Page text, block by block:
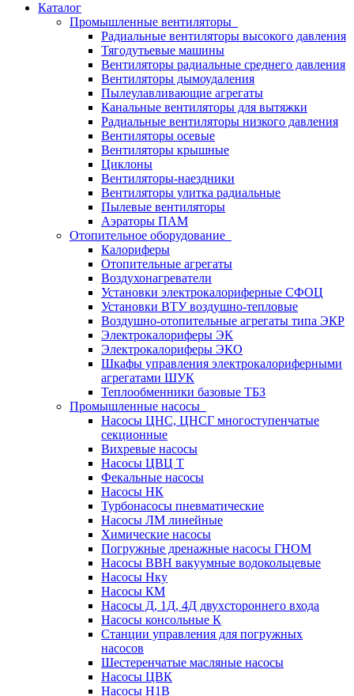
Каталог
Промышленные вентиляторы
Радиальные вентиляторы высокого давления
Тягодутьевые машины
Вентиляторы радиальные среднего давления
Вентиляторы дымоудаления
Пылеулавливающие агрегаты
Канальные вентиляторы для вытяжки
Радиальные вентиляторы низкого давления
Вентиляторы осевые
Вентиляторы крышные
Циклоны
Вентиляторы-наездники
Вентиляторы улитка радиальные
Пылевые вентиляторы
Аэраторы ПАМ
Отопительное оборудование
Калориферы
Отопительные агрегаты
Воздухонагреватели
Установки электрокалориферные СФОЦ
Установки ВТУ воздушно-тепловые
Воздушно-отопительные агрегаты типа ЭКР
Электрокалориферы ЭК
Электрокалориферы ЭКО
Шкафы управления электрокалориферными
агрегатами ШУК
Теплообменники базовые ТБЗ
Промышленные насосы
Насосы ЦНС, ЦНСГ многоступенчатые
секционные
Вихревые насосы
Насосы ЦВЦ Т
Фекальные насосы
Насосы НК
Турбонасосы пневматические
Насосы ЛМ линейные
Химические насосы
Погружные дренажные насосы ГНОМ
Насосы ВВН вакуумные водокольцевые
Насосы Нку
Насосы КМ
Насосы Д, 1Д, 4Д двухстороннего входа
Насосы консольные К
Станции управления для погружных
насосов
Шестеренчатые масляные насосы
Насосы ЦВК
Насосы Н1В